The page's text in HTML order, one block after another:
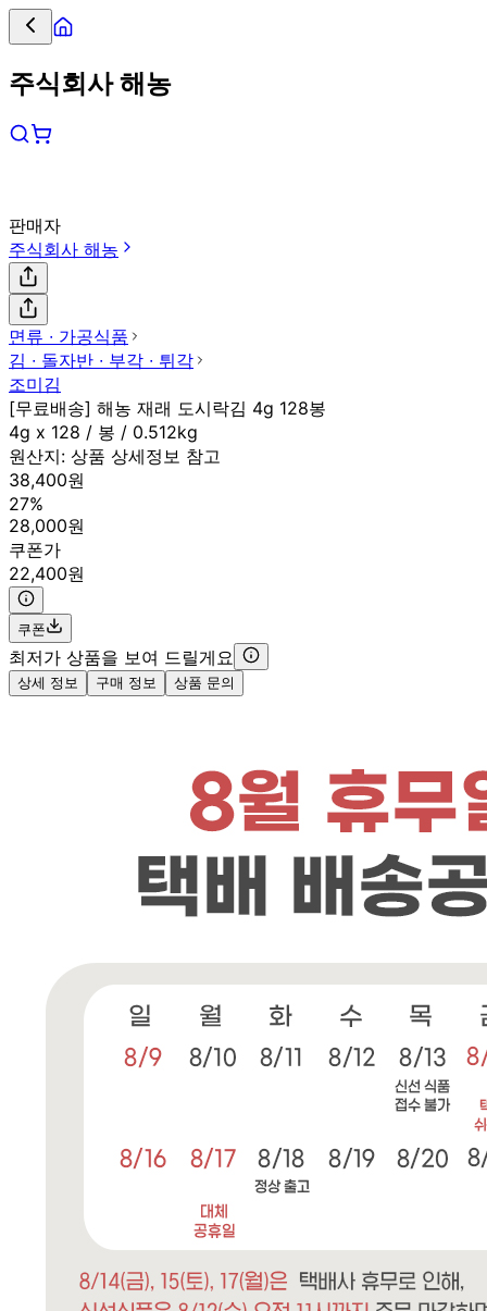
주식회사 해농
판매자
주식회사 해농
면류 ∙ 가공식품
김 ∙ 돌자반 ∙ 부각 ∙ 튀각
조미김
[무료배송] 해농 재래 도시락김 4g 128봉
4g x 128 / 봉 / 0.512kg
원산지: 상품 상세정보 참고
38,400원
27%
28,000원
쿠폰가
22,400원
쿠폰
최저가 상품을 보여 드릴게요
상세 정보 구매 정보 상품 문의